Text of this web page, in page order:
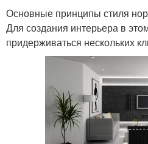
Основные принципы стиля
Для создания интерьера в
придерживаться нескольких